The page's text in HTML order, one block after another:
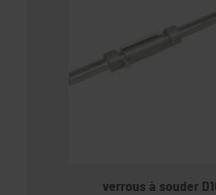
verrous à souder